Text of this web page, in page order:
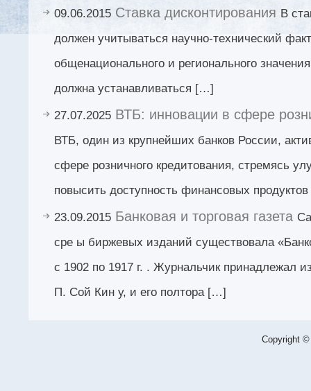
09.06.2015 Ставка дисконтирования В
должен учитываться научно-технический
общенационального и регионального
должна устанавливаться […]
27.07.2025 ВТБ: инновации в сфере
ВТБ, один из крупнейших банков России,
сфере розничного кредитования, стремясь
повысить доступность финансовых
23.09.2015 Банковая и торговая газета
сре ы биржевых изданий существовала
с 1902 по 1917 г. . Журнальчик принадлежал
П. Сой Кин у, и его полтора […]
Copyright ©